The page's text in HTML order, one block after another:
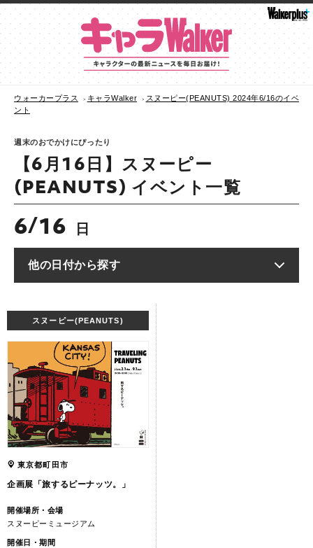
ウォーカープラス キャラWalker
スヌーピー(PEANUTS) 2024年6/16のイベ
ント
週末のおでかけにぴったり
【6月16日】スヌーピー
(PEANUTS) イベント一覧
6/16 日
他の日付から探す
スヌーピー(PEANUTS)
東京都町田市
企画展「旅するピーナッツ。」
開催場所・会場
スヌーピーミュージアム
開催日・期間